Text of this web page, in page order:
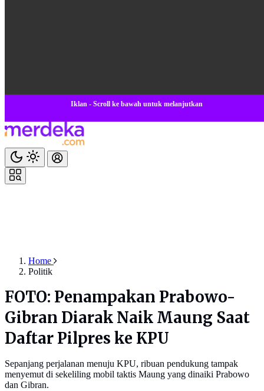
Iklan - Scroll ke bawah untuk melanjutkan
Home
Politik
FOTO: Penampakan Prabowo-
Gibran Diarak Naik Maung Saat
Daftar Pilpres ke KPU
Sepanjang perjalanan menuju KPU, ribuan pendukung tampak
menyemut di sekeliling mobil taktis Maung yang dinaiki Prabowo
dan Gibran.